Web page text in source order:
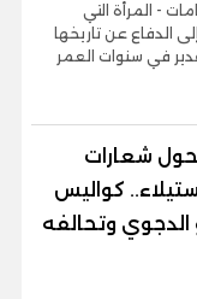
- المرأة التي
عن تاريخها
في سنوات العمر
شعارات
كواليس
الدجوي وتحالفه